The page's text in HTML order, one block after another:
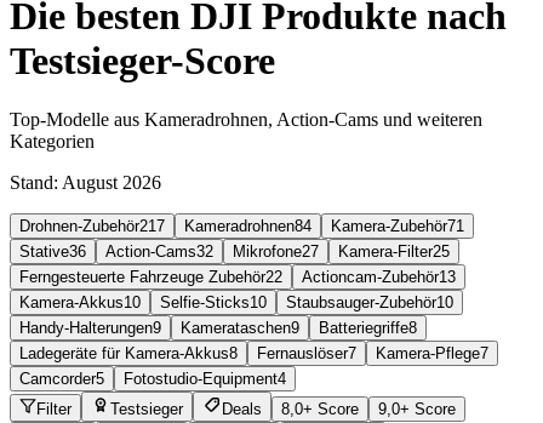
Die besten DJI Produkte nach
Testsieger-Score
Top-Modelle aus Kameradrohnen, Action-Cams und weiteren
Kategorien
Stand: August 2026
Drohnen-Zubehör217 Kameradrohnen84 Kamera-Zubehör71
Stative36 Action-Cams32 Mikrofone27 Kamera-Filter25
Ferngesteuerte Fahrzeuge Zubehör22 Actioncam-Zubehör13
Kamera-Akkus10 Selfie-Sticks10 Staubsauger-Zubehör10
Handy-Halterungen9 Kamerataschen9 Batteriegriffe8
Ladegeräte für Kamera-Akkus8 Fernauslöser7 Kamera-Pflege7
Camcorder5 Fotostudio-Equipment4
Filter
Testsieger Deals 8,0+ Score
9,0+ Score